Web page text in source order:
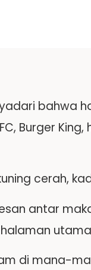
bahwa
Burger
cerah,
antar
di mana-